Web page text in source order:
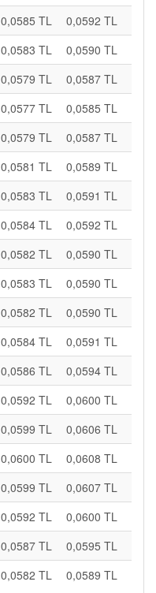
0,0585 TL
0,0592 TL
0,0583 TL
0,0590 TL
0,0579 TL
0,0587 TL
0,0577 TL
0,0585 TL
0,0579 TL
0,0587 TL
0,0581 TL
0,0589 TL
0,0583 TL
0,0591 TL
0,0584 TL
0,0592 TL
0,0582 TL
0,0590 TL
0,0583 TL
0,0590 TL
0,0582 TL
0,0590 TL
0,0584 TL
0,0591 TL
0,0586 TL
0,0594 TL
0,0592 TL
0,0600 TL
0,0599 TL
0,0606 TL
0,0600 TL
0,0608 TL
0,0599 TL
0,0607 TL
0,0592 TL
0,0600 TL
0,0587 TL
0,0595 TL
0,0582 TL 0,0589 TL